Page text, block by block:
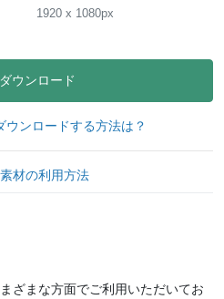
1920x 1080px
ダウンロード
ウンロードする方法は？
材の利用方法
ざまな方面でご利用いただいてお